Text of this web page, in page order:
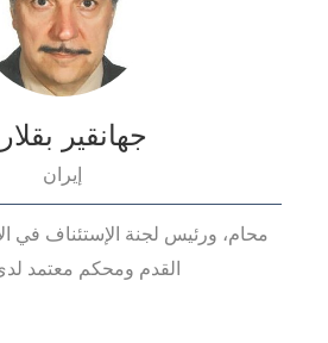
جهانقير
إيران
محام، ورئيس لجنة الإستئناف في
القدم ومحكم معتمد